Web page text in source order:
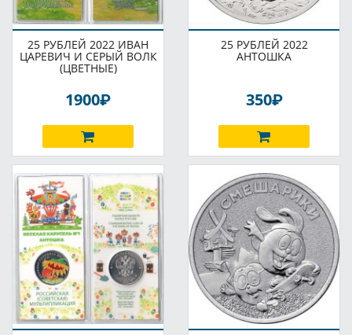
25 РУБЛЕЙ 2022 ИВАН
ЦАРЕВИЧ И СЕРЫЙ ВОЛК
(ЦВЕТНЫЕ)
1900P
25 РУБЛЕЙ 2022
АНТОШКА
350P